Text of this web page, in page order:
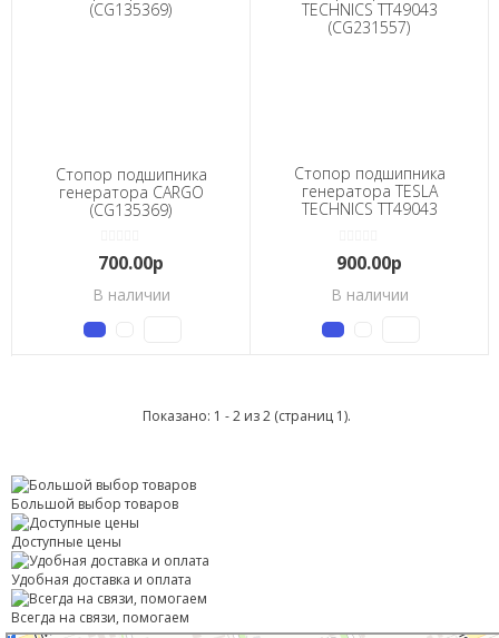
Стопор подшипника
генератора CARGO
(CG135369)
700.00р
В наличии
Стопор подшипника
генератора TESLA
TECHNICS TT49043
900.00р
В наличии
Показано: 1 - 2 из 2 (страниц 1).
Большой выбор товаров
Доступные цены
Удобная доставка и оплата
Всегда на связи, помогаем